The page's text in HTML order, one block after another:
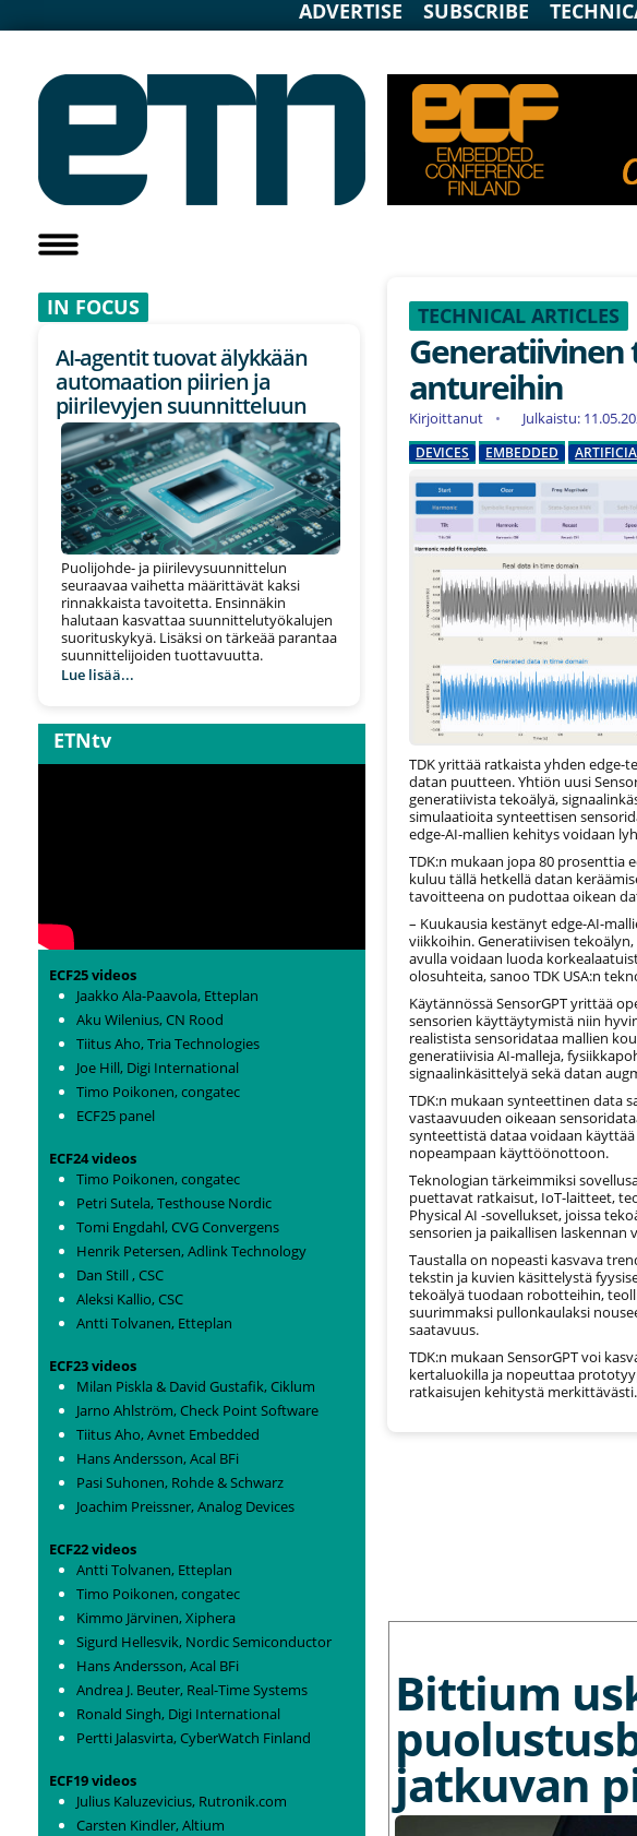
ADVERTISE SUBSCRIBE
IN FOCUS
AI-agentit tuovat älykkään
automaation piirien ja
piirilevyjen suunnitteluun
Puolijohde- ja piirilevysuunnittelun
seuraavaa vaihetta määrittävät kaksi
rinnakkaista tavoitetta. Ensinnäkin
halutaan kasvattaa suunnittelutyökalujen
suorituskykyä. Lisäksi on tärkeää parantaa
suunnittelijoiden tuottavuutta.
Lue lisää...
ETNtv
ECF25 videos
Jaakko Ala-Paavola, Etteplan
Aku Wilenius, CN Rood
Tiitus Aho, Tria Technologies
Joe Hill, Digi International
Timo Poikonen, congatec
ECF25 panel
ECF24 videos
Timo Poikonen, congatec
Petri Sutela, Testhouse Nordic
Tomi Engdahl, CVG Convergens
Henrik Petersen, Adlink Technology
Dan Still , CSC
Aleksi Kallio, CSC
Antti Tolvanen, Etteplan
ECF23 videos
Milan Piskla & David Gustafik, Ciklum
Jarno Ahlström, Check Point Software
Tiitus Aho, Avnet Embedded
Hans Andersson, Acal BFi
Pasi Suhonen, Rohde & Schwarz
Joachim Preissner, Analog Devices
ECF22 videos
Antti Tolvanen, Etteplan
Timo Poikonen, congatec
Kimmo Järvinen, Xiphera
Sigurd Hellesvik, Nordic Semiconductor
Hans Andersson, Acal BFi
Andrea J. Beuter, Real-Time Systems
Ronald Singh, Digi International
Pertti Jalasvirta, CyberWatch Finland
ECF19 videos
Julius Kaluzevicius, Rutronik.com
Carsten Kindler, Altium
TECHNICAL ARTICLES
antureihin
Kirjoittanut Julkaistu:
DEVICES EMBEDDED
TDK yrittää ratkaista yhden edge-
datan puutteen. Yhtiön uusi
generatiivista tekoälyä,
simulaatioita synteettisen
edge-AI-mallien kehitys voidaan
TDK:n mukaan jopa 80 prosenttia
kuluu tällä hetkellä datan
tavoitteena on pudottaa oikean
– Kuukausia kestänyt edge-AI-
viikkoihin. Generatiivisen
avulla voidaan luoda
olosuhteita, sanoo TDK USA:n
Käytännössä SensorGPT yrittää
sensorien käyttäytymistä niin
realistista sensoridataa mallien
generatiivisia AI-malleja,
signaalinkäsittelyä sekä datan
TDK:n mukaan synteettinen data
vastaavuuden oikeaan
synteettistä dataa voidaan
nopeampaan käyttöönottoon.
Teknologian tärkeimmiksi
puettavat ratkaisut, IoT-laitteet,
Physical AI -sovellukset, joissa
sensorien ja paikallisen laskennan
Taustalla on nopeasti kasvava
tekstin ja kuvien käsittelystä
tekoälyä tuodaan robotteihin,
suurimmaksi pullonkaulaksi
saatavuus.
TDK:n mukaan SensorGPT voi
kertaluokilla ja nopeuttaa
ratkaisujen kehitystä merkittävästi.
Bittium
jatkuvan